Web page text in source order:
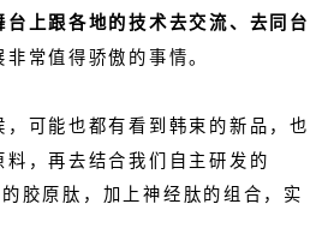
台上跟各地的技术去交流、去同台
常值得骄傲的事情。
可能也都有看到韩束的新品，也
，再去结合我们自主研发的
胶原肽，加上神经肽的组合，实